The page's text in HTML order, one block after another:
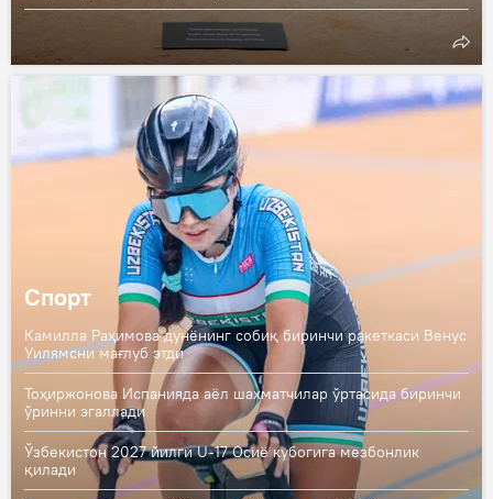
Спорт
Камилла Раҳимова дунёнинг собиқ биринчи ракеткаси Венус
Уилямсни мағлуб этди
Тоҳиржонова Испанияда аёл шахматчилар ўртасида биринчи
ўринни эгаллади
Ўзбекистон 2027 йилги U-17 Осиё кубогига мезбонлик
қилади